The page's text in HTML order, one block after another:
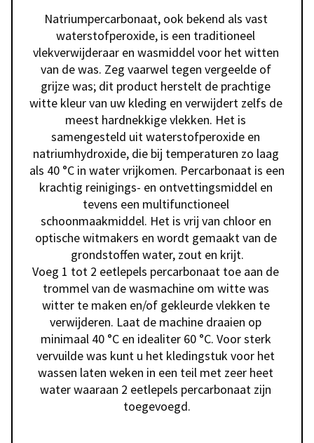
Natriumpercarbonaat, ook bekend als vast
waterstofperoxide, is een traditioneel
vlekverwijderaar en wasmiddel voor het witten
van de was. Zeg vaarwel tegen vergeelde of
grijze was; dit product herstelt de prachtige
witte kleur van uw kleding en verwijdert zelfs de
meest hardnekkige vlekken. Het is
samengesteld uit waterstofperoxide en
natriumhydroxide, die bij temperaturen zo laag
als 40 °C in water vrijkomen. Percarbonaat is een
krachtig reinigings- en ontvettingsmiddel en
tevens een multifunctioneel
schoonmaakmiddel. Het is vrij van chloor en
optische witmakers en wordt gemaakt van de
grondstoffen water, zout en krijt.
Voeg 1 tot 2 eetlepels percarbonaat toe aan de
trommel van de wasmachine om witte was
witter te maken en/of gekleurde vlekken te
verwijderen. Laat de machine draaien op
minimaal 40 °C en idealiter 60 °C. Voor sterk
vervuilde was kunt u het kledingstuk voor het
wassen laten weken in een teil met zeer heet
water waaraan 2 eetlepels percarbonaat zijn
toegevoegd.